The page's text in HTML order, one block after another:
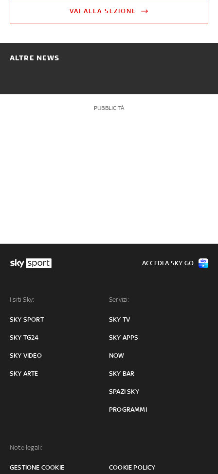
VAI ALLA SEZIONE
ALTRE NEWS
PUBBLICITÀ
I siti Sky:
SKY SPORT
SKY TG24
SKY VIDEO
SKY ARTE
Servizi:
SKY TV
SKY APPS
NOW
SKY BAR
SPAZI SKY
PROGRAMMI
Note legali:
GESTIONE COOKIE COOKIE POLICY
ACCEDI A SKY GO